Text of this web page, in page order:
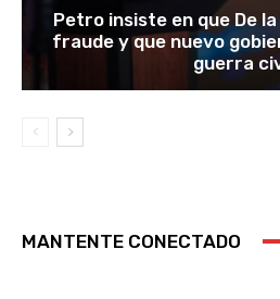
Petro insiste en que De
fraude y que nuevo
guerra
MANTENTE CONECTADO